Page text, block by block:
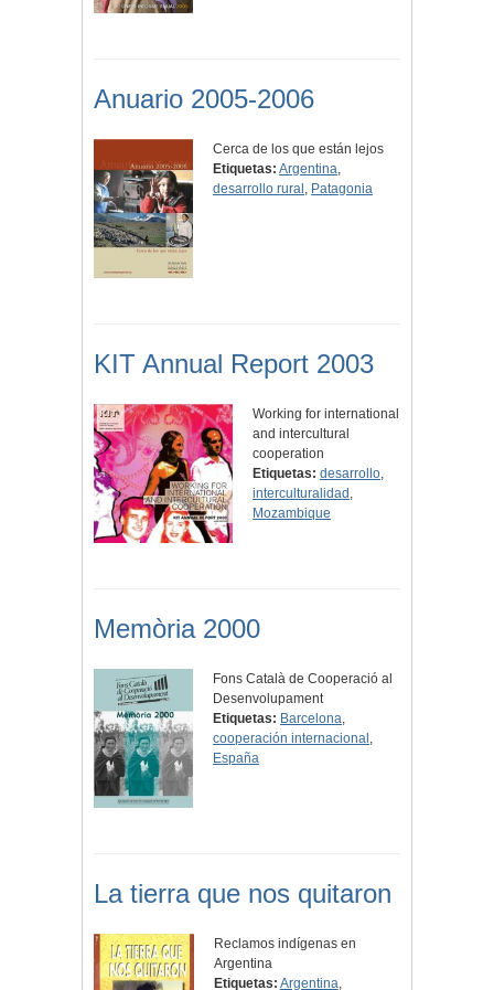
Anuario 2005-2006
Cerca de los que están lejos
Etiquetas: Argentina,
desarrollo rural , Patagonia
KIT Annual Report 2003
Working for international
and intercultural
cooperation
Etiquetas: desarrollo,
interculturalidad ,
Mozambique
Memòria 2000
Fons Català de Cooperació al
Desenvolupament
Etiquetas: Barcelona,
cooperación internacional ,
España
La tierra que nos quitaron
Reclamos indígenas en
Argentina
Etiquetas: Argentina,